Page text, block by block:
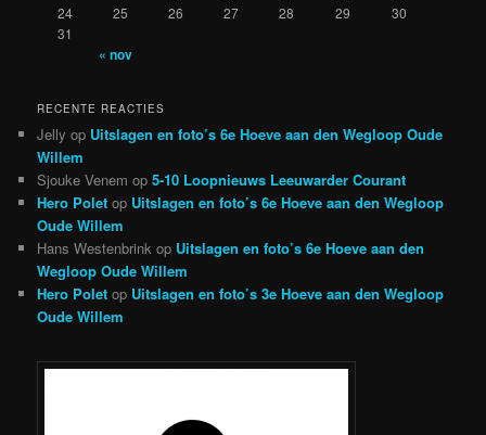
24
25 26 27 28 29
30
31
« nov
RECENTE REACTIES
Jelly op Uitslagen en foto’s 6e Hoeve aan den Wegloop Oude
Willem
Sjouke Venem op5-10 Loopnieuws Leeuwarder Courant
Hero Polet op Uitslagen en foto’s 6e Hoeve aan den Wegloop
Oude Willem
Hans Westenbrink op Uitslagen en foto’s 6e Hoeve aan den
Wegloop Oude Willem
Hero Polet op Uitslagen en foto’s 3e Hoeve aan den Wegloop
Oude Willem